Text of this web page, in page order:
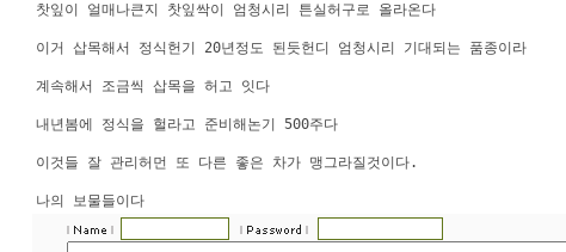
찻잎이 얼매나큰지 찻잎싹이 엄청시리 튼실허구로 올라온다
이거 삽목해서 정식헌기 20년정도 된듯헌디 엄청시리 기대되는 품종이라
계속해서 조금씩 삽목을 허고 잇다
내년봄에 정식을 헐라고 준비해논기 500주다
이것들 잘 관리허먼 또 다른 좋은 차가 맹그라질것이다.
나의 보물들이다